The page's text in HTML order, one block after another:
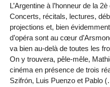
L’Argentine à l’honneur de la
Concerts, récitals, lectures,
projections et, bien
d’opéra sont au cœur
va bien au-delà de toutes les
On y trouvera, pêle-mêle,
cinéma en présence de trois
Szifrón, Luis Puenzo et Pablo